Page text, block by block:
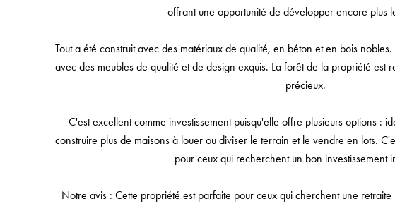
offrant une opportunité de développer encore plus
Tout a été construit avec des matériaux de qualité, en béton et en bois
avec des meubles de qualité et de design exquis. La forêt de la propriété est
précieux.
C'est excellent comme investissement puisqu'elle offre plusieurs options :
construire plus de maisons à louer ou diviser le terrain et le vendre en lots.
pour ceux qui recherchent un bon investissement
Notre avis : Cette propriété est parfaite pour ceux qui cherchent une